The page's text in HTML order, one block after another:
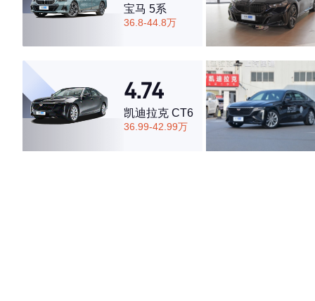
宝马 5系
36.8-44.8万
4.74
凯迪拉克 CT6
36.99-42.99万